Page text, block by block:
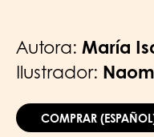
Autora: María
Ilustrador:
COMPRAR